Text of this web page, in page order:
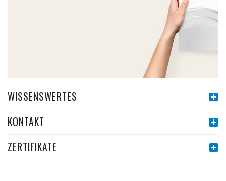
WISSENSWERTES
KONTAKT
ZERTIFIKATE